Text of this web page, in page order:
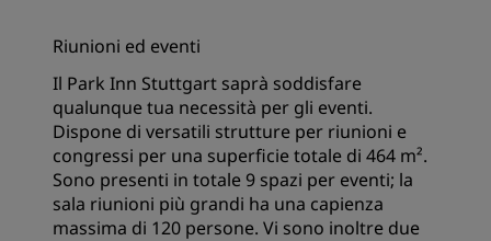
Riunioni ed eventi
Il Park Inn Stuttgart saprà soddisfare
qualunque tua necessità per gli eventi.
Dispone di versatili strutture per riunioni e
congressi per una superficie totale di 464 m².
Sono presenti in totale 9 spazi per eventi; la
sala riunioni più grandi ha una capienza
massima di 120 persone. Vi sono inoltre due